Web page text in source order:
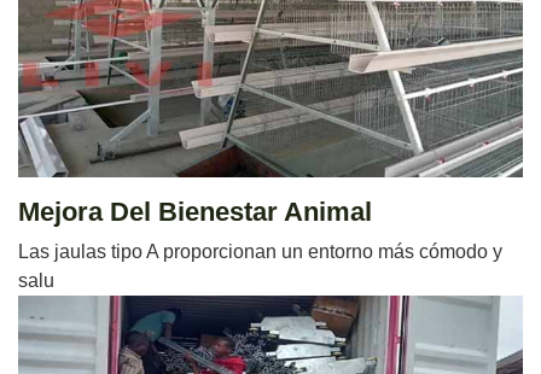
Mejora Del Bienestar Animal
Las jaulas tipo A proporcionan un entorno más cómodo y
salu